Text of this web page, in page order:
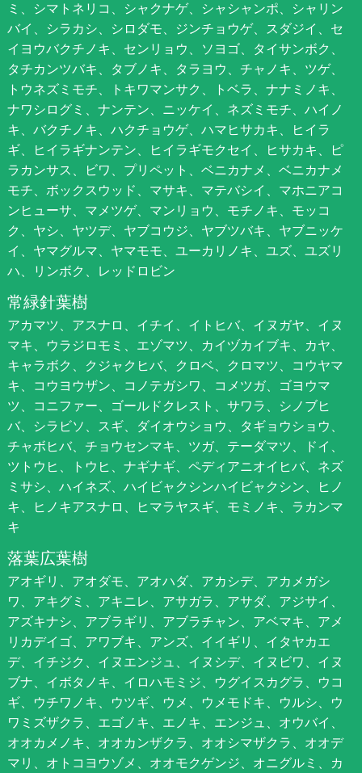
ミ、シマトネリコ、シャクナゲ、シャシャンポ、シャリン
バイ、シラカシ、シロダモ、ジンチョウゲ、スダジイ、セ
イヨウバクチノキ、センリョウ、ソヨゴ、タイサンボク、
タチカンツバキ、タブノキ、タラヨウ、チャノキ、ツゲ、
トウネズミモチ、トキワマンサク、トベラ、ナナミノキ、
ナワシログミ、ナンテン、ニッケイ、ネズミモチ、ハイノ
キ、バクチノキ、ハクチョウゲ、ハマヒサカキ、ヒイラ
ギ、ヒイラギナンテン、ヒイラギモクセイ、ヒサカキ、ピ
ラカンサス、ビワ、プリペット、ベニカナメ、ベニカナメ
モチ、ボックスウッド、マサキ、マテバシイ、マホニアコ
ンヒューサ、マメツゲ、マンリョウ、モチノキ、モッコ
ク、ヤシ、ヤツデ、ヤブコウジ、ヤブツバキ、ヤブニッケ
イ、ヤマグルマ、ヤマモモ、ユーカリノキ、ユズ、ユズリ
ハ、リンボク、レッドロビン
常緑針葉樹
アカマツ、アスナロ、イチイ、イトヒバ、イヌガヤ、イヌ
マキ、ウラジロモミ、エゾマツ、カイヅカイブキ、カヤ、
キャラボク、クジャクヒバ、クロベ、クロマツ、コウヤマ
キ、コウヨウザン、コノテガシワ、コメツガ、ゴヨウマ
ツ、コニファー、ゴールドクレスト、サワラ、シノブヒ
バ、シラビソ、スギ、ダイオウショウ、タギョウショウ、
チャボヒバ、チョウセンマキ、ツガ、テーダマツ、ドイ、
ツトウヒ、トウヒ、ナギナギ、ペディアニオイヒバ、ネズ
ミサシ、ハイネズ、ハイビャクシンハイビャクシン、ヒノ
キ、ヒノキアスナロ、ヒマラヤスギ、モミノキ、ラカンマ
キ
落葉広葉樹
アオギリ、アオダモ、アオハダ、アカシデ、アカメガシ
ワ、アキグミ、アキニレ、アサガラ、アサダ、アジサイ、
アズキナシ、アブラギリ、アブラチャン、アベマキ、アメ
リカデイゴ、アワブキ、アンズ、イイギリ、イタヤカエ
デ、イチジク、イヌエンジュ、イヌシデ、イヌビワ、イヌ
ブナ、イボタノキ、イロハモミジ、ウグイスカグラ、ウコ
ギ、ウチワノキ、ウツギ、ウメ、ウメモドキ、ウルシ、ウ
ワミズザクラ、エゴノキ、エノキ、エンジュ、オウバイ、
オオカメノキ、オオカンザクラ、オオシマザクラ、オオデ
マリ、オトコヨウゾメ、オオモクゲンジ、オニグルミ、カ